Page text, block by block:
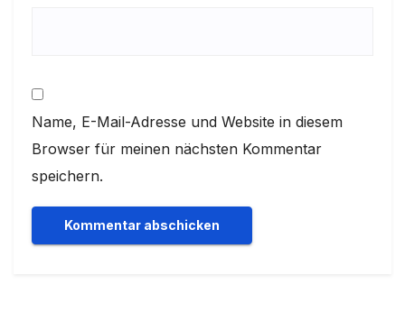
Name, E-Mail-Adresse und Website in diesem
Browser für meinen nächsten Kommentar
speichern.